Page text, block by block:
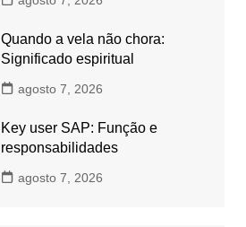
Quando a vela não chora:
Significado espiritual
agosto 7, 2026
Key user SAP: Função e
responsabilidades
agosto 7, 2026